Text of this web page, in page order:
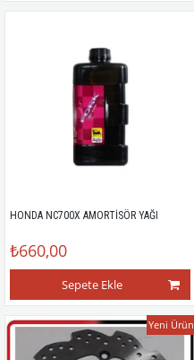
HONDA NC700X AMORTİSÖR YAĞI
₺660,00
Sepete Ekle
Yeni Ürün